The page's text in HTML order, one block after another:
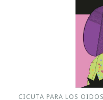
CICUTA PARA LOS